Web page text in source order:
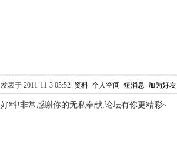
发表于 2011-11-3 05:52 资料 个人空间 短消息 加为好友
好料!非常感谢你的无私奉献,论坛有你更精彩~